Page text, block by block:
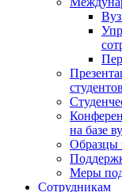
на базе
Образцы
Меры
Сотрудникам